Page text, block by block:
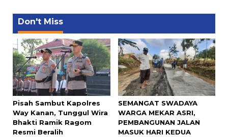
Don't Miss
Pisah Sambut Kapolres
Way Kanan, Tunggul Wira
Bhakti Ramik Ragom
Resmi Beralih
SEMANGAT SWADAYA
WARGA MEKAR ASRI,
PEMBANGUNAN JALAN
MASUK HARI KEDUA